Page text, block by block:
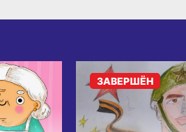
ЗАВЕРШЁН